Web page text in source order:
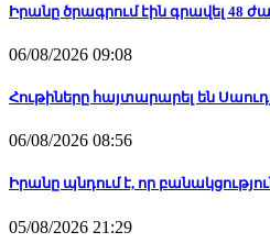
Իրանը ծրագրում էին գրավել 48
06/08/2026 09:08
Հութիները հայտարարել են
06/08/2026 08:56
Իրանը պնդում է, որ
05/08/2026 21:29